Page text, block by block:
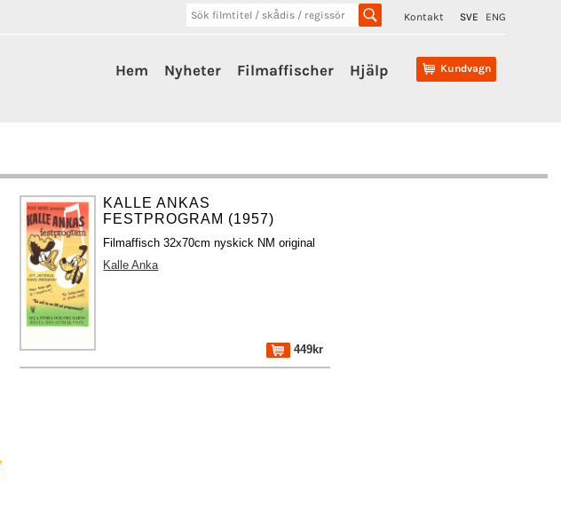
Kontakt SVE ENG
Kundvagn
Hem Nyheter Filmaffischer Hjälp
KALLE ANKAS
FESTPROGRAM (1957)
Filmaffisch 32x70cm nyskick NM original
Kalle Anka
449kr